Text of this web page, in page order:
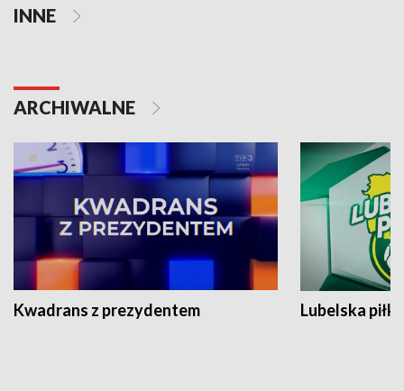
INNE
ARCHIWALNE
Kwadrans z prezydentem Lubelska piłka